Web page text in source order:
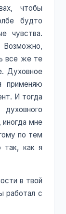
чтобы
будто
чувства.
Возможно,
все же те
Духовное
применяю
И тогда
мне
по тем
так, как я
в твой
работал с